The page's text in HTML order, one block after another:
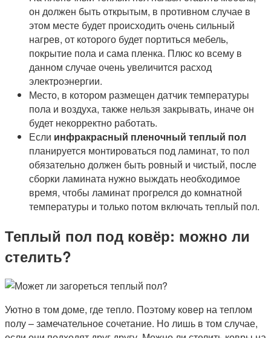
он должен быть открытым, в противном случае в
этом месте будет происходить очень сильный
нагрев, от которого будет портиться мебель,
покрытие пола и сама пленка. Плюс ко всему в
данном случае очень увеличится расход
электроэнергии.
Место, в котором размещен датчик температуры
пола и воздуха, также нельзя закрывать, иначе он
будет некорректно работать.
Если инфракрасный пленочный теплый пол
планируется монтироваться под ламинат, то пол
обязательно должен быть ровный и чистый, после
сборки ламината нужно выждать необходимое
время, чтобы ламинат прогрелся до комнатной
температуры и только потом включать теплый пол.
Теплый пол под ковёр: можно ли
стелить?
Уютно в том доме, где тепло. Поэтому ковер на теплом
полу – замечательное сочетание. Но лишь в том случае,